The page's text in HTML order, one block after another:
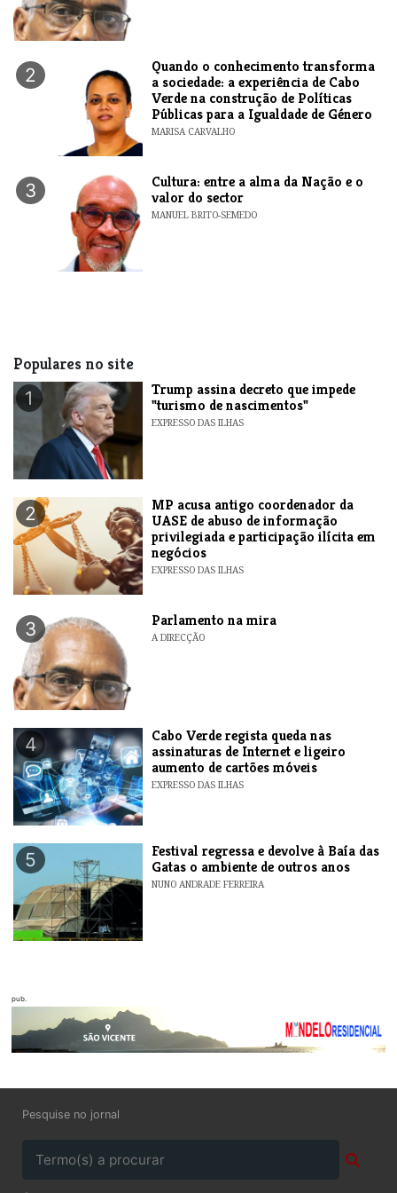
2
Quando o conhecimento transforma
a sociedade: a experiência de Cabo
Verde na construção de Políticas
Públicas para a Igualdade de Género
MARISA CARVALHO
3
Cultura: entre a alma da Nação e o
valor do sector
MANUEL BRITO-SEMEDO
Populares no site
1
Trump assina decreto que impede
"turismo de nascimentos"
EXPRESSO DAS ILHAS
2
MP acusa antigo coordenador da
UASE de abuso de informação
privilegiada e participação ilícita em
negócios
EXPRESSO DAS ILHAS
3 Parlamento na mira
A DIRECÇÃO
4
Cabo Verde regista queda nas
assinaturas de Internet e ligeiro
aumento de cartões móveis
EXPRESSO DAS ILHAS
5
Festival regressa e devolve à Baía das
Gatas o ambiente de outros anos
NUNO ANDRADE FERREIRA
pub.
Pesquise no jornal